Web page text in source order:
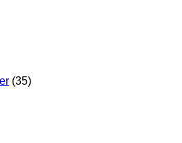
(35)